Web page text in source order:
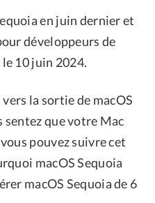
en juin dernier et
développeurs de
10 juin 2024.
la sortie de macOS
sentez que votre Mac
pouvez suivre cet
macOS Sequoia
macOS Sequoia de 6